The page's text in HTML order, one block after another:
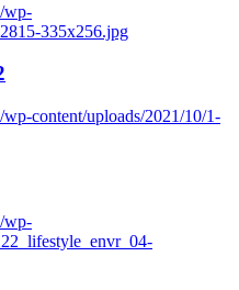
wp-
335x256.jpg
content/uploads/2021/10/1-
wp-